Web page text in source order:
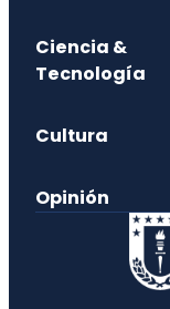
Ciencia &
Tecnología
Cultura
Opinión